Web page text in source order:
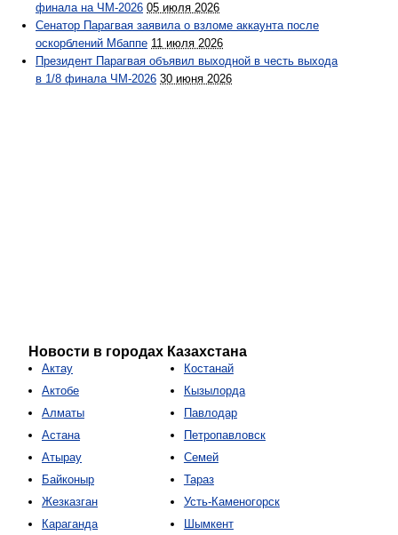
финала на ЧМ-2026 05 июля 2026
Сенатор Парагвая заявила о взломе аккаунта после
оскорблений Мбаппе 11 июля 2026
Президент Парагвая объявил выходной в честь выхода
в 1/8 финала ЧМ-2026 30 июня 2026
Новости в городах Казахстана
Актау
Актобе
Алматы
Астана
Атырау
Байконыр
Жезказган
Караганда
Костанай
Кызылорда
Павлодар
Петропавловск
Семей
Тараз
Усть-Каменогорск
Шымкент